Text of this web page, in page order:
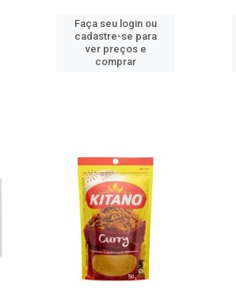
Faça seu login ou
cadastre-se para
ver preços e
comprar